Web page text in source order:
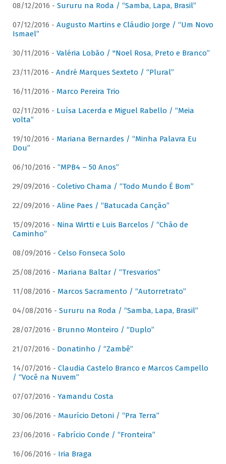
08/12/2016 - Sururu na Roda / “Samba, Lapa, Brasil”
07/12/2016 - Augusto Martins e Cláudio Jorge / “Um Novo
Ismael”
30/11/2016 - Valéria Lobão / "Noel Rosa, Preto e Branco”
23/11/2016 - André Marques Sexteto / “Plural”
16/11/2016 - Marco Pereira Trio
02/11/2016 - Luísa Lacerda e Miguel Rabello / “Meia
volta”
19/10/2016 - Mariana Bernardes / “Minha Palavra Eu
Dou”
06/10/2016 - “MPB4 – 50 Anos”
29/09/2016 - Coletivo Chama / “Todo Mundo É Bom”
22/09/2016 - Aline Paes / “Batucada Canção”
15/09/2016 - Nina Wirtti e Luis Barcelos / “Chão de
Caminho”
08/09/2016 - Celso Fonseca Solo
25/08/2016 - Mariana Baltar / “Tresvarios”
11/08/2016 - Marcos Sacramento / “Autorretrato”
04/08/2016 - Sururu na Roda / “Samba, Lapa, Brasil”
28/07/2016 - Brunno Monteiro / “Duplo”
21/07/2016 - Donatinho / “Zambê”
14/07/2016 - Claudia Castelo Branco e Marcos Campello
/ “Você na Nuvem”
07/07/2016 - Yamandu Costa
30/06/2016 - Maurício Detoni / “Pra Terra”
23/06/2016 - Fabrício Conde / “Fronteira”
16/06/2016 - Iria Braga